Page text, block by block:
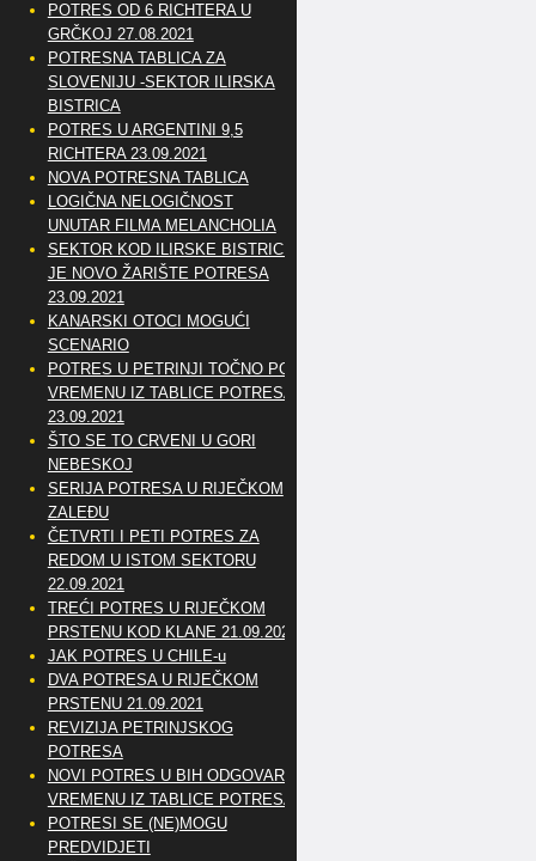
POTRES OD 6 RICHTERA U
GRČKOJ 27.08.2021
POTRESNA TABLICA ZA
SLOVENIJU -SEKTOR ILIRSKA
BISTRICA
POTRES U ARGENTINI 9,5
RICHTERA 23.09.2021
NOVA POTRESNA TABLICA
LOGIČNA NELOGIČNOST
UNUTAR FILMA MELANCHOLIA
SEKTOR KOD ILIRSKE BISTRICE
JE NOVO ŽARIŠTE POTRESA
23.09.2021
KANARSKI OTOCI MOGUĆI
SCENARIO
POTRES U PETRINJI TOČNO PO
VREMENU IZ TABLICE POTRESA
23.09.2021
ŠTO SE TO CRVENI U GORI
NEBESKOJ
SERIJA POTRESA U RIJEČKOM
ZALEĐU
ČETVRTI I PETI POTRES ZA
REDOM U ISTOM SEKTORU
22.09.2021
TREĆI POTRES U RIJEČKOM
PRSTENU KOD KLANE 21.09.2021
JAK POTRES U CHILE-u
DVA POTRESA U RIJEČKOM
PRSTENU 21.09.2021
REVIZIJA PETRINJSKOG
POTRESA
NOVI POTRES U BIH ODGOVARA
VREMENU IZ TABLICE POTRESA
POTRESI SE (NE)MOGU
PREDVIDJETI